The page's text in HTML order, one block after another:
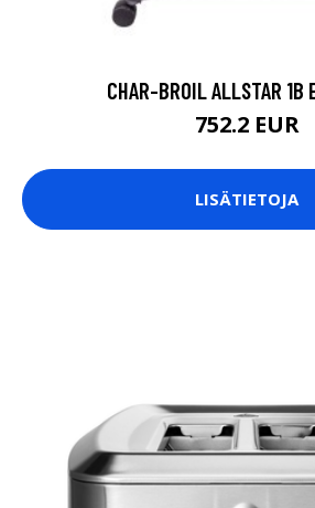
CHAR-BROIL ALLSTAR 1B
752.2 EUR
LISÄTIETOJA